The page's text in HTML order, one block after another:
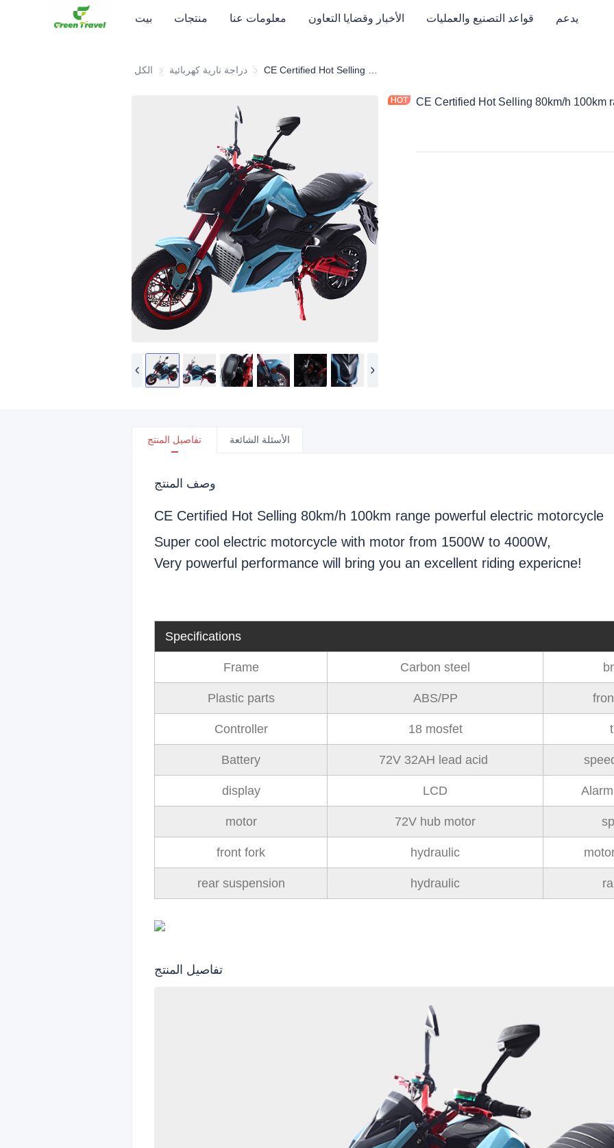
بيت منتجات معلومات عنا الأخبار وقضايا التعاون قواعد التصنيع والعمليات يدعم
الكل دراجة نارية كهربائية دراجة نارية كهربائية
CE Certified Hot Selling 80km/h 100km
تفاصيل المنتج الأسئلة الشائعة
وصف المنتج
CE Certified Hot Selling 80km/h 100km range powerful electric motorcycle
Super cool electric motorcycle with motor from 1500W to 4000W,
Very powerful performance will bring you an excellent riding expericne!
Specifications
Frame Carbon steel
Plastic parts ABS/PP
Controller 18 mosfet
Battery 72V 32AH lead acid
display LCD
motor 72V hub motor
front fork hydraulic
rear suspension hydraulic
تفاصيل المنتج